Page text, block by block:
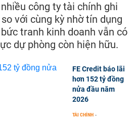
công ty tài chính ghi
với cùng kỳ nhờ tín dụng
tranh kinh doanh vẫn có
dự phòng còn hiện hữu.
FE Credit báo lãi
hơn 152 tỷ đồng
nửa đầu năm
2026
TÀI CHÍNH -